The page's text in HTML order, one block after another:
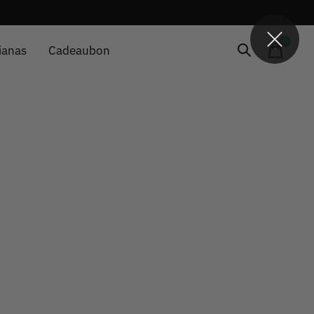
Cadeaubon items